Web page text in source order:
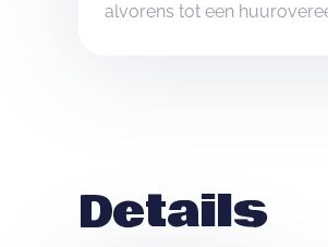
alvorens tot een
Details